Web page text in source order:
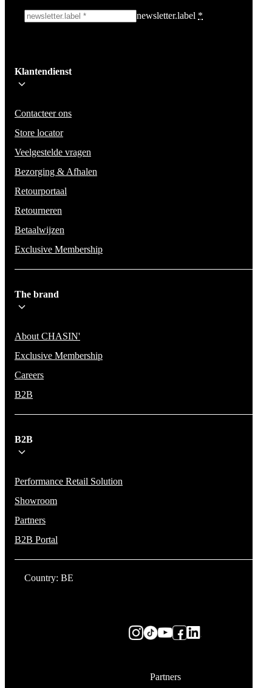
newsletter.label *
Wees op de hoogte voor het laatste nieuws, campagnes en acties. We
mail niet delen en geen spam verzenden.
Klantendienst
Contacteer ons
Store locator
Veelgestelde vragen
Bezorging & Afhalen
Retourportaal
Retourneren
Betaalwijzen
Exclusive Membership
The brand
About CHASIN'
Exclusive Membership
Careers
B2B
B2B
Performance Retail Solution
Showroom
Partners
B2B Portal
Country: BE
Partners